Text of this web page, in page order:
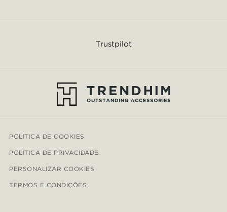
Trustpilot
POLITICA DE COOKIES
POLÍTICA DE PRIVACIDADE
PERSONALIZAR COOKIES
TERMOS E CONDIÇÕES